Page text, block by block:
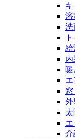
浴
洗
給
内
外
介